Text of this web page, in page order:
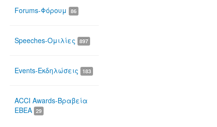
Forums-Φόρουμ 86
Speeches-Ομιλίες 897
Events-Εκδηλώσεις 183
ACCI Awards-Βραβεία
ΕΒΕΑ 29